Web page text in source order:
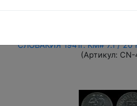
СЛОВАКИЯ 1941г. KM# 7.1 /
(Артикул: